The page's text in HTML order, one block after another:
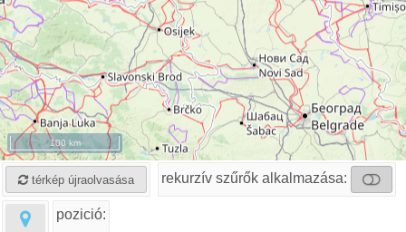
100 km
térkép újraolvasása rekurzív szűrők alkalmazása:
pozició: